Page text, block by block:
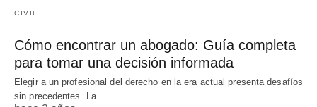
CIVIL
Cómo encontrar un abogado: Guía completa
para tomar una decisión informada
Elegir a un profesional del derecho en la era actual presenta desafíos
sin precedentes. La…